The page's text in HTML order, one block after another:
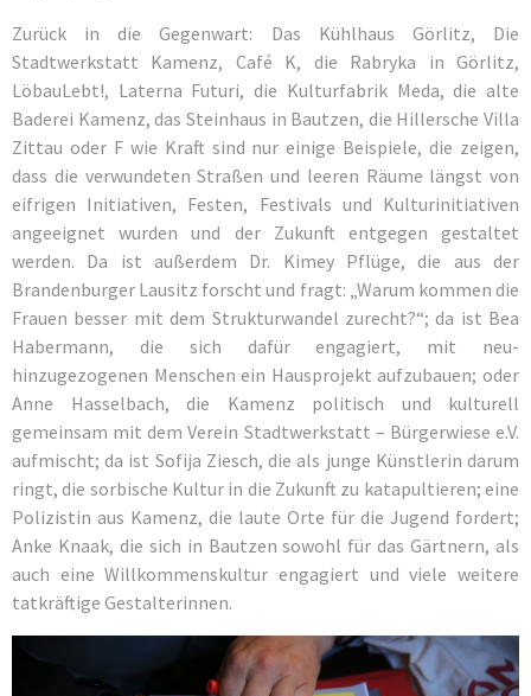
Zurück in die Gegenwart: Das Kühlhaus Görlitz, Die
Stadtwerkstatt Kamenz, Café K, die Rabryka in Görlitz,
LöbauLebt!, Laterna Futuri, die Kulturfabrik Meda, die alte
Baderei Kamenz, das Steinhaus in Bautzen, die Hillersche Villa
Zittau oder F wie Kraft sind nur einige Beispiele, die zeigen,
dass die verwundeten Straßen und leeren Räume längst von
eifrigen Initiativen, Festen, Festivals und Kulturinitiativen
angeeignet wurden und der Zukunft entgegen gestaltet
werden. Da ist außerdem Dr. Kimey Pflüge, die aus der
Brandenburger Lausitz forscht und fragt: „Warum kommen die
Frauen besser mit dem Strukturwandel zurecht?“; da ist Bea
Habermann, die sich dafür engagiert, mit neu-
hinzugezogenen Menschen ein Hausprojekt aufzubauen; oder
Anne Hasselbach, die Kamenz politisch und kulturell
gemeinsam mit dem Verein Stadtwerkstatt – Bürgerwiese e.V.
aufmischt; da ist Sofija Ziesch, die als junge Künstlerin darum
ringt, die sorbische Kultur in die Zukunft zu katapultieren; eine
Polizistin aus Kamenz, die laute Orte für die Jugend fordert;
Anke Knaak, die sich in Bautzen sowohl für das Gärtnern, als
auch eine Willkommenskultur engagiert und viele weitere
tatkräftige Gestalterinnen.